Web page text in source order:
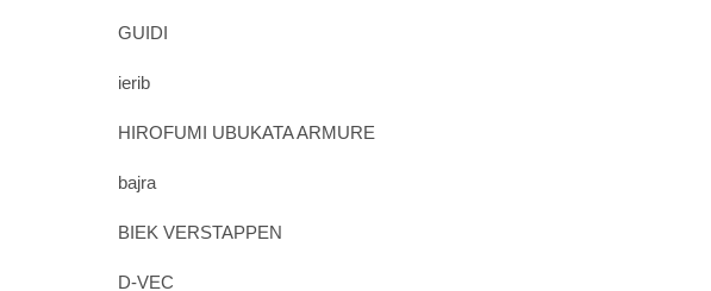
GUIDI
ierib
HIROFUMI UBUKATA ARMURE
bajra
BIEK VERSTAPPEN
D-VEC